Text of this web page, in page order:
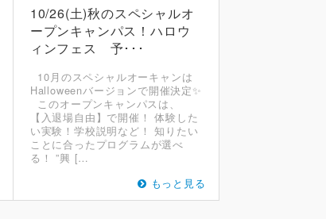
10/26(土)秋のスペシャルオ
ープンキャンパス！ハロウ
ィンフェス 予･･･
10月のスペシャルオーキャンは
Halloweenバージョンで開催決定✨
このオープンキャンパスは、
【入退場自由】で開催！ 体験した
い実験！学校説明など！ 知りたい
ことに合ったプログラムが選べ
る！ ”興 […
もっと見る